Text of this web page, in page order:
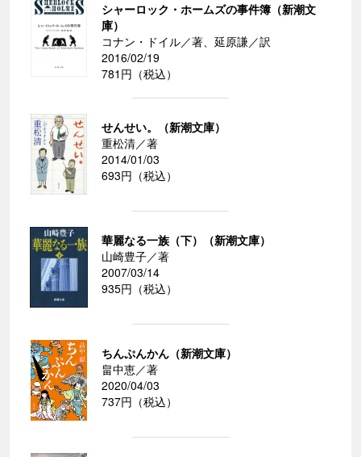
シャーロック・ホームズの事件簿（新潮文
庫）
コナン・ドイル／著、延原謙／訳
2016/02/19
781円（税込）
せんせい。（新潮文庫）
重松清／著
2014/01/03
693円（税込）
華麗なる一族（下）（新潮文庫）
山崎豊子／著
2007/03/14
935円（税込）
ちんぷんかん（新潮文庫）
畠中恵／著
2020/04/03
737円（税込）